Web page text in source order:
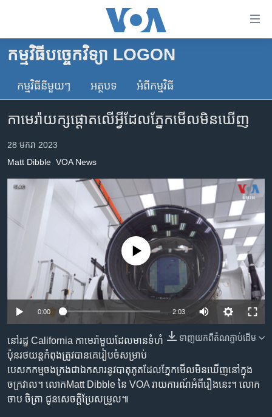
គេហទំព័រ​
ទាក់ទង
និង​
ចូល​
ទំព័រ​
ព័ត៌មាន​​
ទៅ​
កាន់​
ទំព័រ​
ស្វែង​
កម្ពុជា
អន្តរជាតិ
ហេឡូវីអូអេ
ព្រឹត្តិការណ៍ព័ត៌មាន
កម្មវិធីទាំងអស់
Khmer English
បណ្តាញ​សង្គម
ភាសា
កម្មវិធីបច្ចេកវិទ្យា LOGON
កម្មវិធី​នីមួយៗ អត្ថបទ​ អំពី​កម្មវិធី​
កាមេរ៉ា​យក្ស​ផ្តោត​លើ​អ្វី​ដែល​ភ្នែក​មើល​មិន​ឃើញ
28 មករា 2023
Matt Dibble VOA News
No media source currently available
0:00 2:03
ទាញ​យក​ពី​តំណភ្ជាប់​ដើម
នៅរដ្ឋ California កាមេរ៉ា​មួយ​ដែល​មាន​ទំហំ​
ប៉ុន​រថយន្ត​កំពុង​ត្រូវ​បាន​គេ​រៀបចំ​សម្រាប់​
បេសកកម្ម​​ចងក្រង​ជា​ឯកសារ​នូវ​បាតុភូត​ដែល​ភ្នែក​មើល​មិន​ឃើញ​នៅ​ក្នុង​
ចក្រវាល។ លោកMatt Dibble នៃ​ VOA រាយការណ៍​អំពី​រឿង​នេះ។ លោក
ចាប ចិត្រា ជូនសេចក្តី​ប្រែសម្រួល៕